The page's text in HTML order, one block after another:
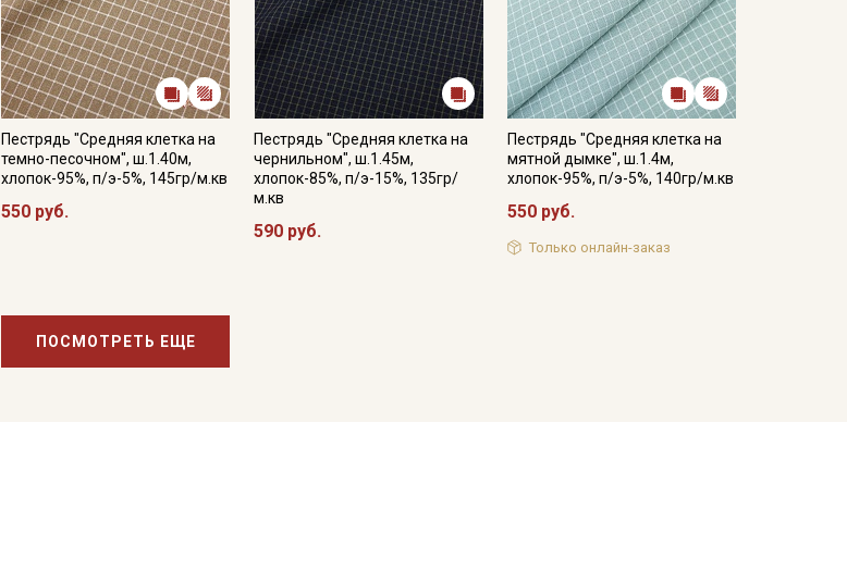
Пестрядь "Средняя клетка на
темно-песочном", ш.1.40м,
хлопок-95%, п/э-5%, 145гр/м.кв
550 руб.
Пестрядь "Средняя клетка на
чернильном", ш.1.45м,
хлопок-85%, п/э-15%, 135гр/
м.кв
590 руб.
Пестрядь "Средняя клетка на
мятной дымке", ш.1.4м,
хлопок-95%, п/э-5%, 140гр/м.кв
550 руб.
Только онлайн-заказ
ПОСМОТРЕТЬ ЕЩЕ